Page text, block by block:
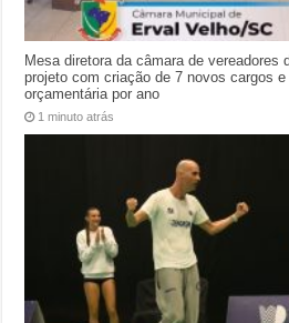
Mesa diretora da câmara de vereadores
projeto com criação de 7 novos cargos
orçamentária por ano
1 minuto atrás